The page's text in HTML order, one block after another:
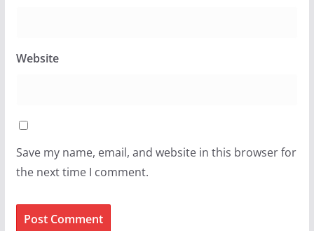
Website
Save my name, email, and website in this browser for
the next time I comment.